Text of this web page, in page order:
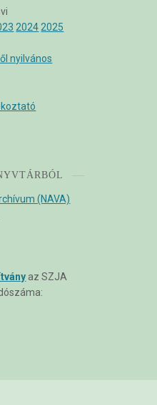
2024 2025
nyilvános
(NAVA)
az SZJA